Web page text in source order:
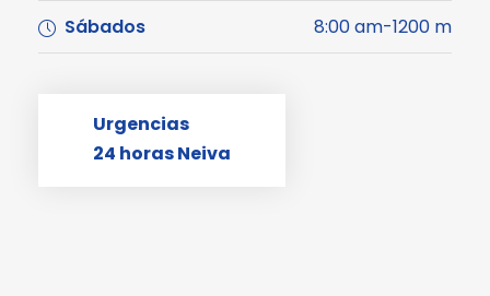
Sábados 8:00 am-1200 m
Urgencias
24 horas Neiva